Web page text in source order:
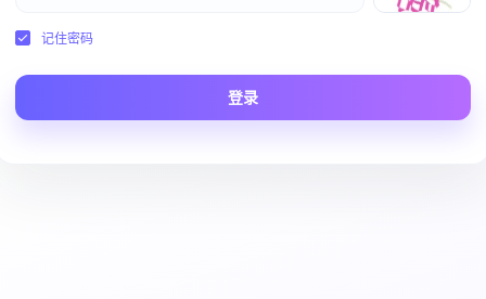
记住密码
登录